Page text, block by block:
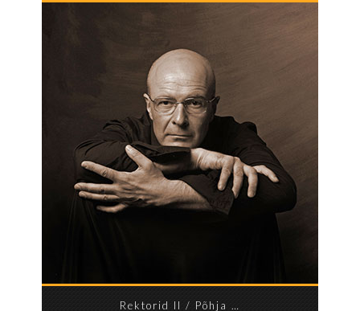
Rektorid II / Põhja …